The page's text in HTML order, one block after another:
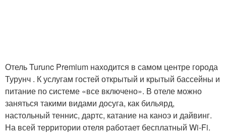
Отель Turunc Premium находится в самом центре города
Турунч . К услугам гостей открытый и крытый бассейны и
питание по системе «все включено». В отеле можно
заняться такими видами досуга, как бильярд,
настольный теннис, дартс, катание на каноэ и дайвинг.
На всей территории отеля работает бесплатный Wi-Fi.